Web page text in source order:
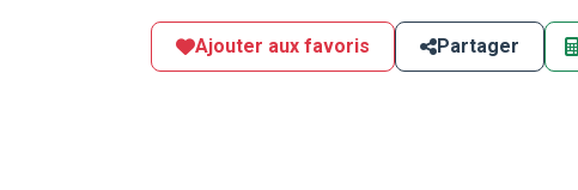
Ajouter aux favoris Partager